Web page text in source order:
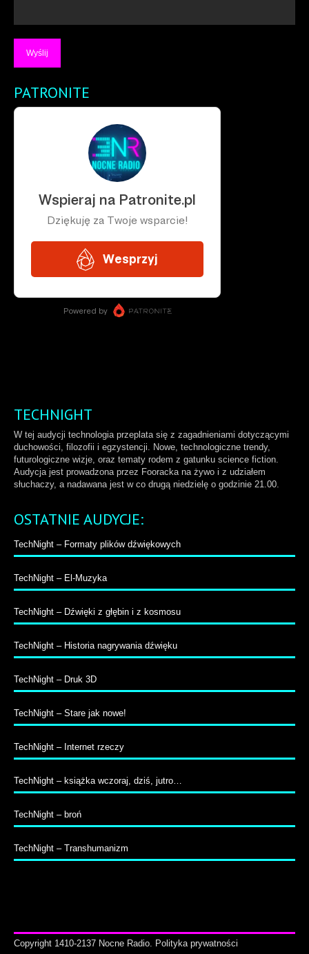
PATRONITE
TECHNIGHT
W tej audycji technologia przeplata się z zagadnieniami dotyczącymi
duchowości, filozofii i egzystencji. Nowe, technologiczne trendy,
futurologiczne wizje, oraz tematy rodem z gatunku science fiction.
Audycja jest prowadzona przez Fooracka na żywo i z udziałem
słuchaczy, a nadawana jest w co drugą niedzielę o godzinie 21.00.
OSTATNIE AUDYCJE:
TechNight – Formaty plików dźwiękowych
TechNight – El-Muzyka
TechNight – Dźwięki z głębin i z kosmosu
TechNight – Historia nagrywania dźwięku
TechNight – Druk 3D
TechNight – Stare jak nowe!
TechNight – Internet rzeczy
TechNight – książka wczoraj, dziś, jutro…
TechNight – broń
TechNight – Transhumanizm
Copyright 1410-2137 Nocne Radio. Polityka prywatności